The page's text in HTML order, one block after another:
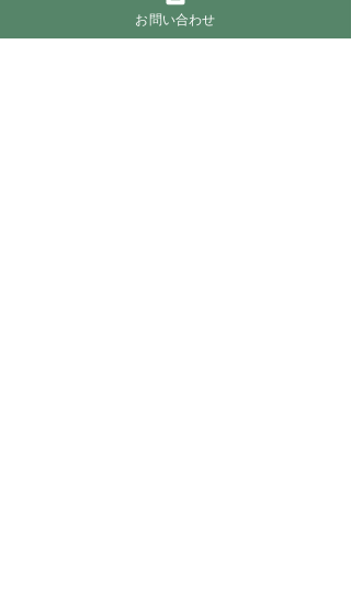
アロマを効果的に活用するためには、使い方や
タイミング、環境作りが重要です。以下では、ア
お問い合わせ